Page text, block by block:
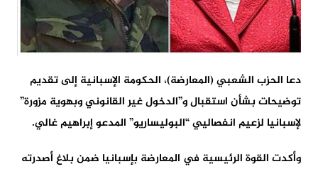
دعا الحزب الشعبي (المعارضة)، الحكومة الإسبانية إلى تقديم
توضيحات بشأن استقبال و”الدخول غير القانوني وبهوية مزورة”
لإسبانيا لزعيم انفصاليي “البوليساريو” المدعو إبراهيم غالي.
وأكدت القوة الرئيسية في المعارضة بإسبانيا ضمن بلاغ أصدرته